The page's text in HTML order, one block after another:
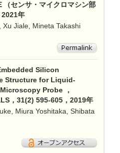
（センサ・マイクロマシン部
2021年
Jiale, Mineta Takashi
Silicon
Structure for Liquid-
Probe ，
，31(2) 595-605，2019年
Miura Yoshitaka, Shibata